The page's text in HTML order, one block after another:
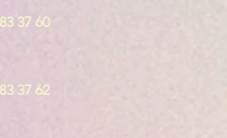
37 60
37 62